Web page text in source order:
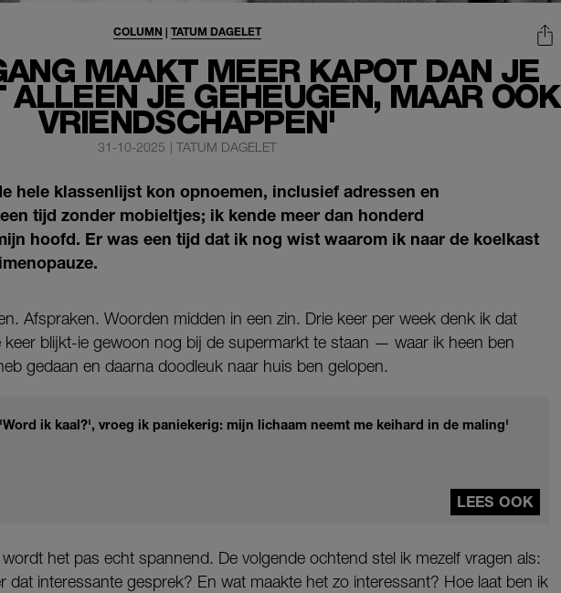
MAAKT MEER KAPOT DAN JE
ALLEEN JE GEHEUGEN, MAAR OOK
VRIENDSCHAPPEN'
COLUMN | TATUM DAGELET
31-10-2025 | TATUM DAGELET
hele klassenlijst kon opnoemen, inclusief adressen en
tijd zonder mobieltjes; ik kende meer dan honderd
hoofd. Er was een tijd dat ik nog wist waarom ik naar de koelkast
Afspraken. Woorden midden in een zin. Drie keer per week denk ik dat
keer blijkt-ie gewoon nog bij de supermarkt te staan — waar ik heen ben
gedaan en daarna doodleuk naar huis ben gelopen.
ik kaal?', vroeg ik paniekerig: mijn lichaam neemt me keihard in de maling'
LEES OOK
het pas echt spannend. De volgende ochtend stel ik mezelf vragen als:
dat interessante gesprek? En wat maakte het zo interessant? Hoe laat ben ik